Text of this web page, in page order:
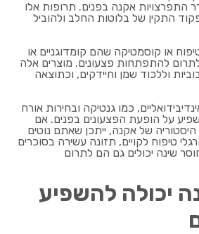
התפרצויות אקנה בפנים. תרופות אלו
התקין של בלוטות החלב ולהוביל
או קוסמטיקה שהם קומדוגניים או
להתפתחות פצעונים. מוצרים אלה
וללכוד שמן וחיידקים, וכתוצאה
כמו גנטיקה ובחירות אורח
על הופעת הפצעונים בפנים. אם
של אקנה, ייתכן שאתם נוטים
טיפוח לקויים, תזונה עשירה בסוכרים
שינה יכולים גם הם לתרום
יכולה להשפיע